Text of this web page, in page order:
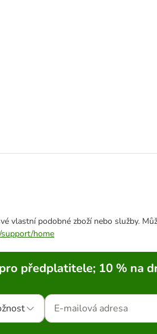
vlastní podobné zboží nebo služby.
support/home
předplatitele; 10 % na